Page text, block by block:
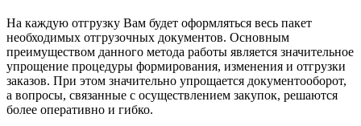
На каждую отгрузку Вам будет оформляться весь пакет
необходимых отгрузочных документов. Основным
преимуществом данного метода работы является значительное
упрощение процедуры формирования, изменения и отгрузки
заказов. При этом значительно упрощается документооборот,
а вопросы, связанные с осуществлением закупок, решаются
более оперативно и гибко.